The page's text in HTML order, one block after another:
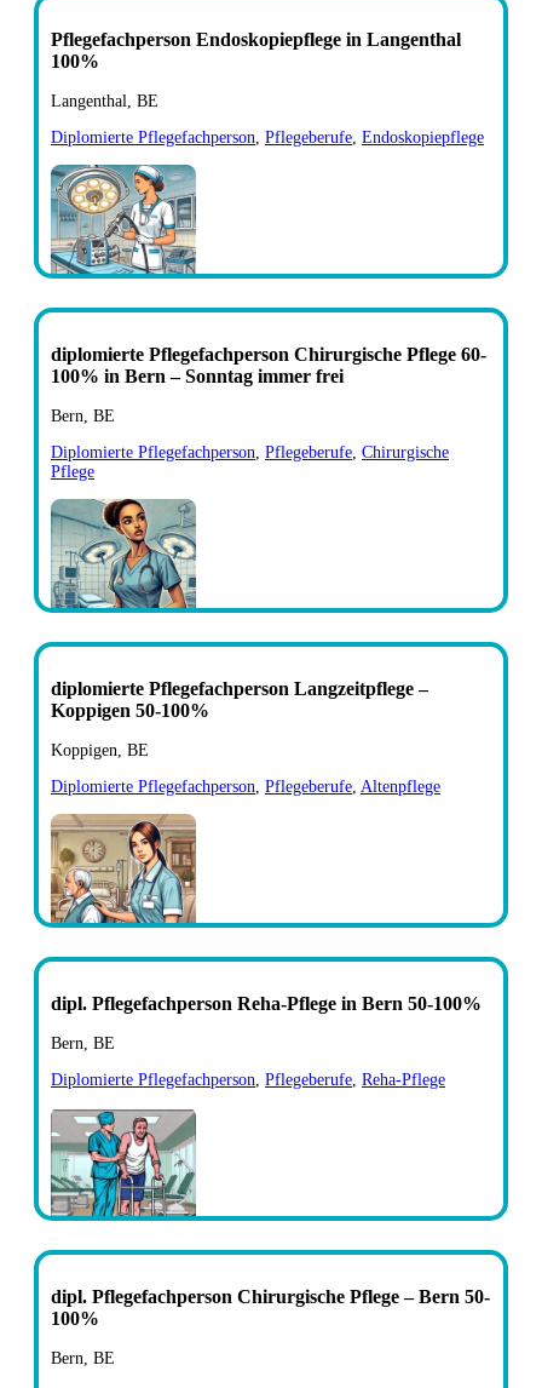
Pflegefachperson Endoskopiepflege in Langenthal
100%
Langenthal, BE
Diplomierte Pflegefachperson Pflegeberufe Endoskopiepflege
diplomierte Pflegefachperson Chirurgische Pflege 60-
100% in Bern – Sonntag immer frei
Bern, BE
Diplomierte Pflegefachperson Pflegeberufe Chirurgische
Pflege
diplomierte Pflegefachperson Langzeitpflege –
Koppigen 50-100%
Koppigen, BE
Diplomierte Pflegefachperson Pflegeberufe Altenpflege
dipl. Pflegefachperson Reha-Pflege in Bern 50-100%
Bern, BE
Diplomierte Pflegefachperson Pflegeberufe Reha-Pflege
dipl. Pflegefachperson Chirurgische Pflege – Bern 50-
100%
Bern, BE